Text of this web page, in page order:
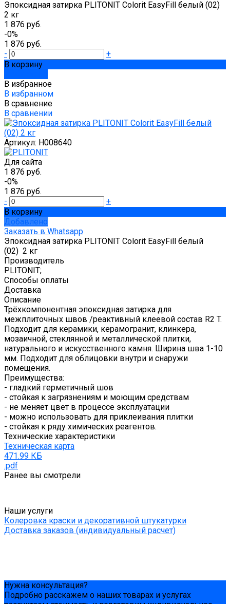
Эпоксидная затирка PLITONIT Colorit EasyFill белый (02)
2 кг
1 876 руб.
-0%
1 876 руб.
-
+
В корзину
В избранное
В избранном
В сравнение
В сравнении
Артикул: Н008640
Для сайта
1 876 руб.
-0%
1 876 руб.
-
+
В корзину
Добавлено
Заказать в Whatsapp
Эпоксидная затирка PLITONIT Colorit EasyFill белый
(02) 2 кг
Производитель
PLITONIT;
Способы оплаты
Доставка
Описание
Трёхкомпонентная эпоксидная затирка для
межплиточных швов /реактивный клеевой состав R2 T.
Подходит для керамики, керамогранит, клинкера,
мозаичной, стеклянной и металлической плитки,
натурального и искусственного камня. Ширина шва 1-10
мм. Подходит для облицовки внутри и снаружи
помещения.
Преимущества:
- гладкий герметичный шов
- стойкая к загрязнениям и моющим средствам
- не меняет цвет в процессе эксплуатации
- можно использовать для приклеивания плитки
- стойкая к ряду химических реагентов.
Технические характеристики
Техническая карта
471.99 КБ
.pdf
Ранее вы смотрели
Наши услуги
Колеровка краски и декоративной штукатурки
Доставка заказов (индивидуальный расчет)
Нужна консультация?
Подробно расскажем о наших товарах и услугах